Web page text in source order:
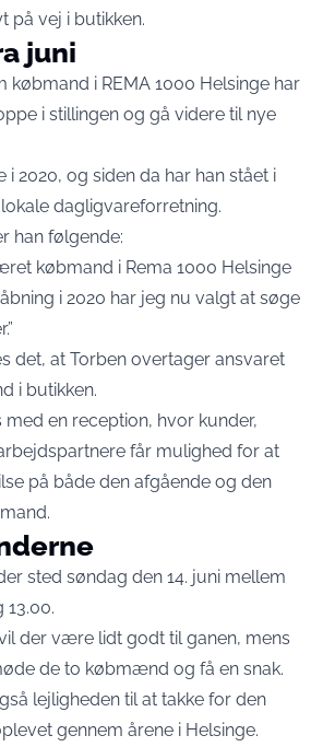
på vej i butikken.
juni
købmand i REMA 1000 Helsinge har
i stillingen og gå videre til nye
i 2020, og siden da har han stået i
dagligvareforretning.
han følgende:
købmand i Rema 1000 Helsinge
i 2020 har jeg nu valgt at søge
det, at Torben overtager ansvaret
i butikken.
med en reception, hvor kunder,
får mulighed for at
på både den afgående og den
sted søndag den 14. juni mellem
13.00.
der være lidt godt til ganen, mens
de to købmænd og få en snak.
lejligheden til at takke for den
gennem årene i Helsinge.